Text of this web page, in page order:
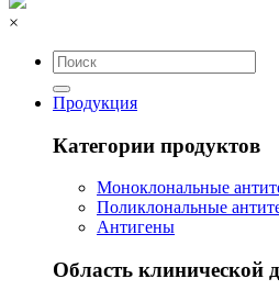
×
Продукция
Категории продуктов
Моноклональные
Поликлональные
Антигены
Область клинической